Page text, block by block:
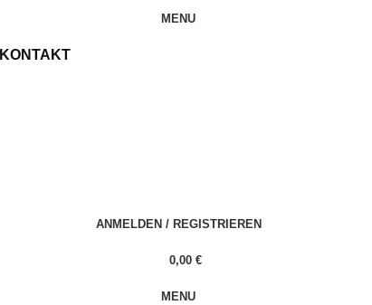
MENU
KONTAKT
ANMELDEN / REGISTRIEREN
0,00 €
MENU